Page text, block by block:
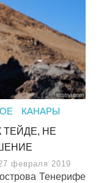
КАНАРЫ
ТЕЙДЕ, НЕ
февраля 2019
Тенерифе